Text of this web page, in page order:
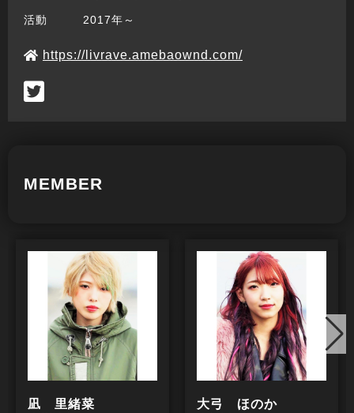
活動 2017年～
https://livrave.amebaownd.com/
MEMBER
凪 里緒菜 大弓 ほのか